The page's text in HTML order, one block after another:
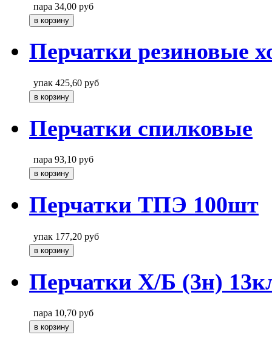
пара 34,00 руб
Перчатки резиновые
упак 425,60 руб
Перчатки спилковые
пара 93,10 руб
Перчатки ТПЭ 100шт
упак 177,20 руб
Перчатки Х/Б (3н)
пара 10,70 руб